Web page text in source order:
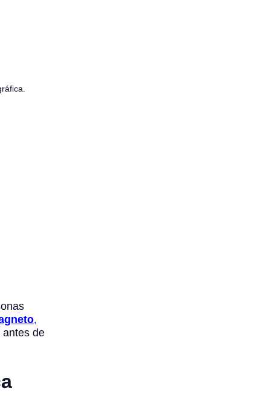
,
antes de